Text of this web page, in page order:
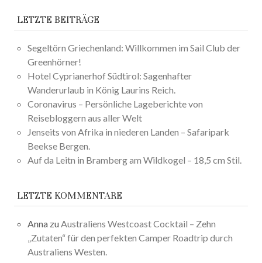
LETZTE BEITRÄGE
Segeltörn Griechenland: Willkommen im Sail Club der
Greenhörner!
Hotel Cyprianerhof Südtirol: Sagenhafter
Wanderurlaub in König Laurins Reich.
Coronavirus – Persönliche Lageberichte von
Reisebloggern aus aller Welt
Jenseits von Afrika in niederen Landen – Safaripark
Beekse Bergen.
Auf da Leitn in Bramberg am Wildkogel – 18,5 cm Stil.
LETZTE KOMMENTARE
Anna zuAustraliens Westcoast Cocktail – Zehn
„Zutaten“ für den perfekten Camper Roadtrip durch
Australiens Westen.